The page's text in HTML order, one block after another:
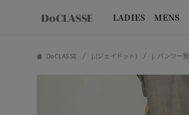
LADIES MENS
DoCLASSE j.(ジェイドット) j. パンツ一覧